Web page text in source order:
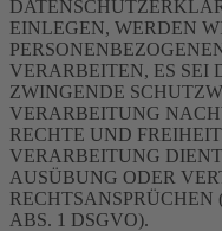
EINLEGEN, WERDEN
VERARBEITEN, ES SEI
ZWINGENDE
VERARBEITUNG
RECHTE UND
VERARBEITUNG
AUSÜBUNG ODER
RECHTSANSPRÜCHEN
ABS. 1 DSGVO).